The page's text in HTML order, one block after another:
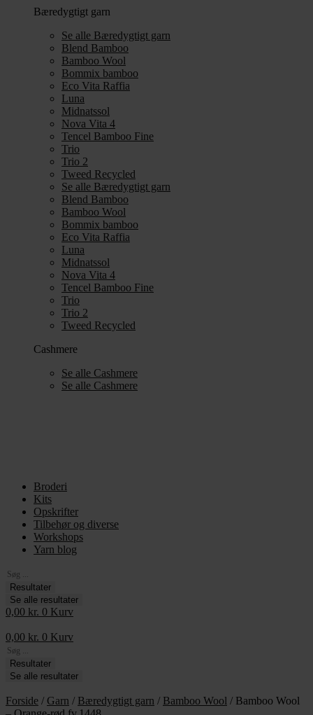
Bæredygtigt garn
Se alle Bæredygtigt garn
Blend Bamboo
Bamboo Wool
Bommix bamboo
Eco Vita Raffia
Luna
Midnatssol
Nova Vita 4
Tencel Bamboo Fine
Trio
Trio 2
Tweed Recycled
Se alle Bæredygtigt garn
Blend Bamboo
Bamboo Wool
Bommix bamboo
Eco Vita Raffia
Luna
Midnatssol
Nova Vita 4
Tencel Bamboo Fine
Trio
Trio 2
Tweed Recycled
Cashmere
Se alle Cashmere
Se alle Cashmere
Broderi
Kits
Opskrifter
Tilbehør og diverse
Workshops
Yarn blog
Search
...Resultater
Se alle resultater
0,00 kr. 0 Kurv
0,00 kr. 0 Kurv
Search
...Resultater
Se alle resultater
Forside / Garn / Bæredygtigt garn / Bamboo Wool / Bamboo Wool